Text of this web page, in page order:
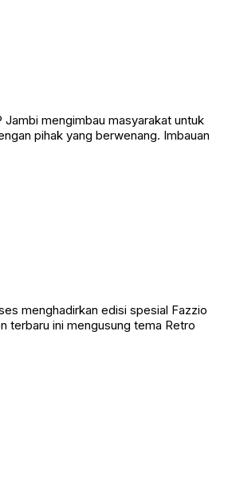
mengimbau masyarakat untuk
pihak yang berwenang. Imbauan
menghadirkan edisi spesial Fazzio
terbaru ini mengusung tema Retro